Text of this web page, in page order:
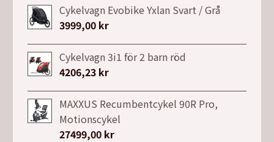
priset
var:
priset
Cykelvagn Evobike Yxlan Svart / Grå
3999,00 kr
Cykelvagn 3i1 för 2 barn röd
4206,23 kr
MAXXUS Recumbentcykel 90R Pro,
Motionscykel
27499,00 kr